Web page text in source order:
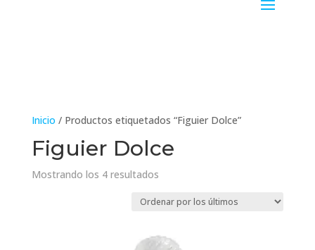
Inicio / Productos etiquetados “Figuier Dolce”
Figuier Dolce
Mostrando los 4 resultadosOrdenado
los